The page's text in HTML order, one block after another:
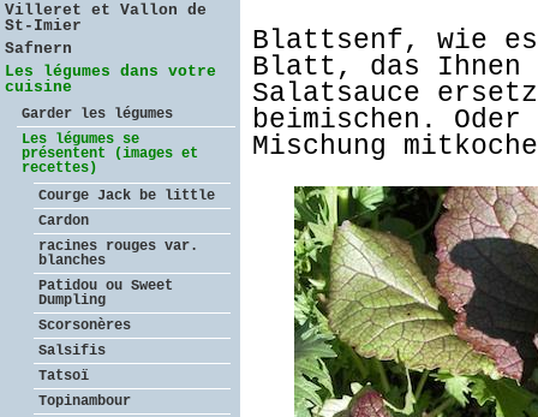
Villeret et Vallon de
St-Imier
Safnern
Les légumes dans votre
cuisine
Garder les légumes
Les légumes se
présentent (images et
recettes)
Courge Jack be little
Cardon
racines rouges var.
blanches
Patidou ou Sweet
Dumpling
Scorsonères
Salsifis
Tatsoï
Topinambour
Blattsenf, wie
Blatt, das Ihnen
Salatsauce
beimischen.
Mischung